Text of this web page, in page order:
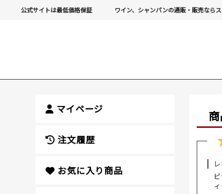
公式サイトは最低価格保証 ワイン、シャンパンの通販・販売なら
マイページ
注文履歴
お気に入り商品